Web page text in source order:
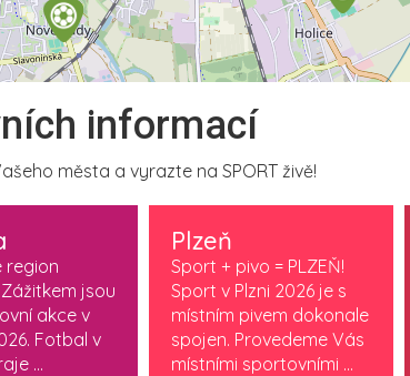
informací
města a vyrazte na SPORT živě!
region
jsou
akce v
Fotbal v
...
Plzeň
Sport + pivo = PLZEŇ!
Sport v Plzni 2026 je s
místním pivem dokonale
spojen. Provedeme Vás
místními sportovními ...